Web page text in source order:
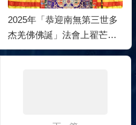
2025年「恭迎南無第三世多
杰羌佛佛誕」法會上翟芒尊
者的講話